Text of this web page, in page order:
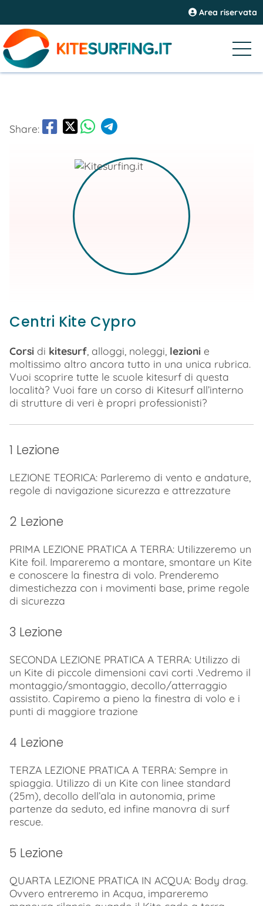
Area riservata
Share:
Centri Kite Cypro
Corsi di kitesurf , alloggi, noleggi, lezioni e
moltissimo altro ancora tutto in una unica rubrica.
Vuoi scoprire tutte le scuole kitesurf di questa
località? Vuoi fare un corso di Kitesurf all’interno
di strutture di veri è propri professionisti?
1 Lezione
LEZIONE TEORICA: Parleremo di vento e andature,
regole di navigazione sicurezza e attrezzature
2 Lezione
PRIMA LEZIONE PRATICA A TERRA: Utilizzeremo un
Kite foil. Impareremo a montare, smontare un Kite
e conoscere la finestra di volo. Prenderemo
dimestichezza con i movimenti base, prime regole
di sicurezza
3 Lezione
SECONDA LEZIONE PRATICA A TERRA: Utilizzo di
un Kite di piccole dimensioni cavi corti .Vedremo il
montaggio/smontaggio, decollo/atterraggio
assistito. Capiremo a pieno la finestra di volo e i
punti di maggiore trazione
4 Lezione
TERZA LEZIONE PRATICA A TERRA: Sempre in
spiaggia. Utilizzo di un Kite con linee standard
(25m), decollo dell’ala in autonomia, prime
partenze da seduto, ed infine manovra di surf
rescue.
5 Lezione
QUARTA LEZIONE PRATICA IN ACQUA: Body drag.
Ovvero entreremo in Acqua, impareremo